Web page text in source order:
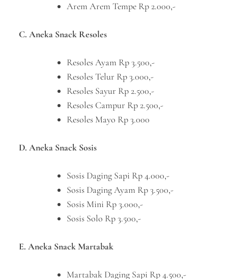
Arem Arem Tempe Rp 2.000,-
C. Aneka Snack Resoles
Resoles Ayam Rp 3.500,-
Resoles Telur Rp 3.000,-
Resoles Sayur Rp 2.500,-
Resoles Campur Rp 2.500,-
Resoles Mayo Rp 3.000
D. Aneka Snack Sosis
Sosis Daging Sapi Rp 4.000,-
Sosis Daging Ayam Rp 3.500,-
Sosis Mini Rp 3.000,-
Sosis Solo Rp 3.500,-
E. Aneka Snack Martabak
Martabak Daging Sapi Rp 4.500,-